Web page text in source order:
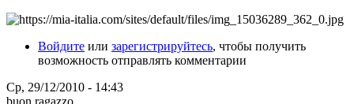
Войдите или зарегистрируйтесь, чтобы получить
возможность отправлять комментарии
Ср, 29/12/2010 - 14:43
buon ragazzo